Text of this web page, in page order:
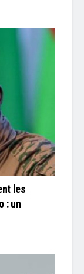
les
: un